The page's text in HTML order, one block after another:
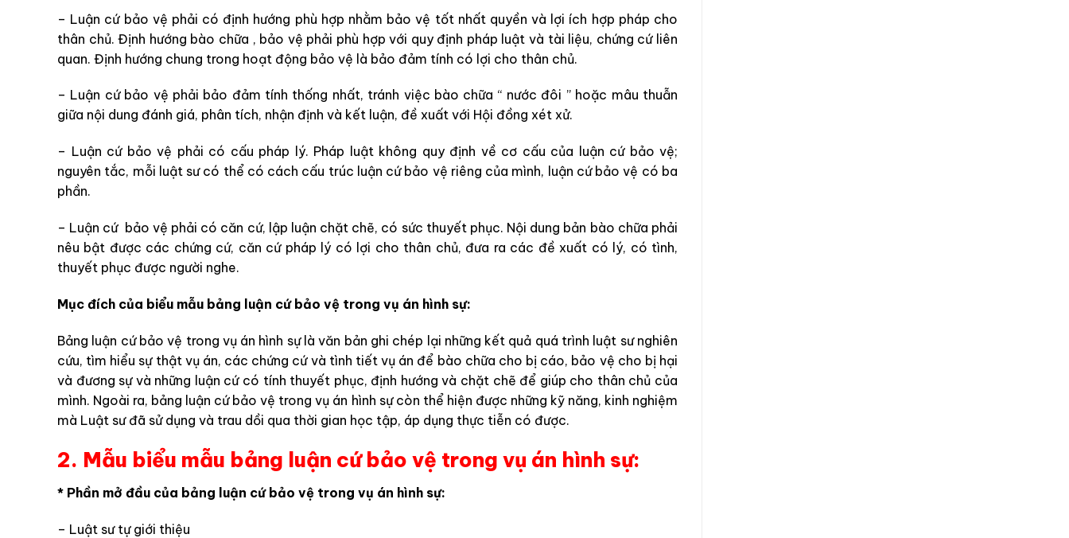
– Luận cứ bảo vệ phải có định hướng phù hợp nhằm bảo vệ tốt nhất quyền và lợi ích hợp pháp cho
thân chủ. Định hướng bào chữa , bảo vệ phải phù hợp với quy định pháp luật và tài liệu, chứng cứ liên
quan. Định hướng chung trong hoạt động bảo vệ là bảo đảm tính có lợi cho thân chủ.
– Luận cứ bảo vệ phải bảo đảm tính thống nhất, tránh việc bào chữa “ nước đôi ” hoặc mâu thuẫn
giữa nội dung đánh giá, phân tích, nhận định và kết luận, đề xuất với Hội đồng xét xử.
– Luận cứ bảo vệ phải có cấu pháp lý. Pháp luật không quy định về cơ cấu của luận cứ bảo vệ;
nguyên tắc, mỗi luật sư có thể có cách cấu trúc luận cứ bảo vệ riêng của mình, luận cứ bảo vệ có ba
phần.
– Luận cứ bảo vệ phải có căn cứ, lập luận chặt chẽ, có sức thuyết phục. Nội dung bản bào chữa phải
nêu bật được các chứng cứ, căn cứ pháp lý có lợi cho thân chủ, đưa ra các đề xuất có lý, có tình,
thuyết phục được người nghe.
Mục đích của biểu mẫu bảng luận cứ bảo vệ trong vụ án hình sự:
Bảng luận cứ bảo vệ trong vụ án hình sự là văn bản ghi chép lại những kết quả quá trình luật sư nghiên
cứu, tìm hiểu sự thật vụ án, các chứng cứ và tình tiết vụ án để bào chữa cho bị cáo, bảo vệ cho bị hại
và đương sự và những luận cứ có tính thuyết phục, định hướng và chặt chẽ để giúp cho thân chủ của
mình. Ngoài ra, bảng luận cứ bảo vệ trong vụ án hình sự còn thể hiện được những kỹ năng, kinh nghiệm
mà Luật sư đã sử dụng và trau dồi qua thời gian học tập, áp dụng thực tiễn có được.
2. Mẫu biểu mẫu bảng luận cứ bảo vệ trong vụ án hình sự:
* Phần mở đầu của bảng luận cứ bảo vệ trong vụ án hình sự:
– Luật sư tự giới thiệu